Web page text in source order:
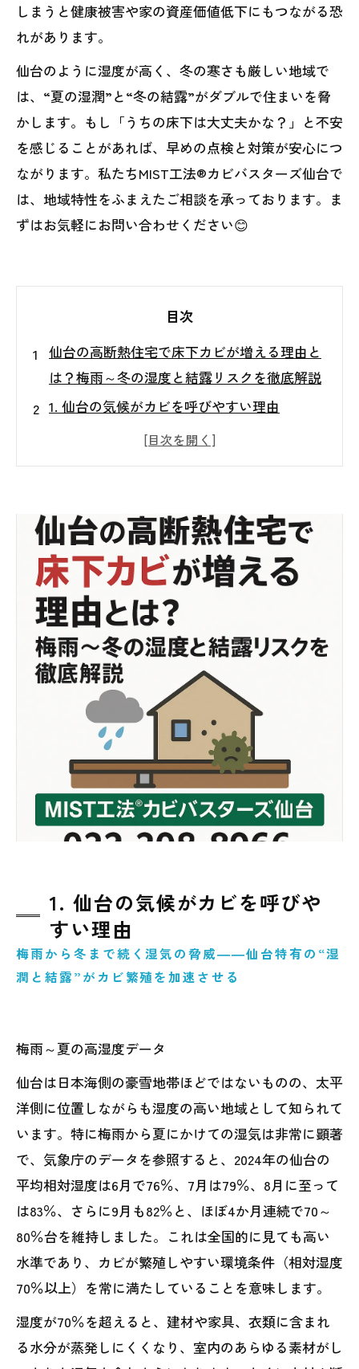
しまうと健康被害や家の資産価値低下にもつながる恐
れがあります。
仙台のように湿度が高く、冬の寒さも厳しい地域で
は、“夏の湿潤”と“冬の結露”がダブルで住まいを脅
かします。もし「うちの床下は大丈夫かな？」と不安
を感じることがあれば、早めの点検と対策が安心につ
ながります。私たちMIST工法®カビバスターズ仙台で
は、地域特性をふまえたご相談を承っております。ま
ずはお気軽にお問い合わせください😊
目次
仙台の高断熱住宅で床下カビが増える理由と
は？梅雨～冬の湿度と結露リスクを徹底解説
1. 仙台の気候がカビを呼びやすい理由
2. 高断熱住宅で“床下カビ”が発生しやすい背
景
ックリスト
4. カビを放置するとどうなる？住まいと健康
への影響
5. 仙台の住宅でカビを防ぐために意識すべき
こと
6. まとめ：もし不安を感じたら専門家に相談
を
1. 仙台の気候がカビを呼びや
すい理由
梅雨から冬まで続く湿気の脅威――仙台特有の“湿
潤と結露”がカビ繁殖を加速させる
梅雨～夏の高湿度データ
仙台は日本海側の豪雪地帯ほどではないものの、太平
洋側に位置しながらも湿度の高い地域として知られて
います。特に梅雨から夏にかけての湿気は非常に顕著
で、気象庁のデータを参照すると、2024年の仙台の
平均相対湿度は6月で76％、7月は79％、8月に至って
は83％、さらに9月も82％と、ほぼ4か月連続で70～
80％台を維持しました。これは全国的に見ても高い
水準であり、カビが繁殖しやすい環境条件（相対湿度
70％以上）を常に満たしていることを意味します。
湿度が70％を超えると、建材や家具、衣類に含まれ
る水分が蒸発しにくくなり、室内のあらゆる素材がし